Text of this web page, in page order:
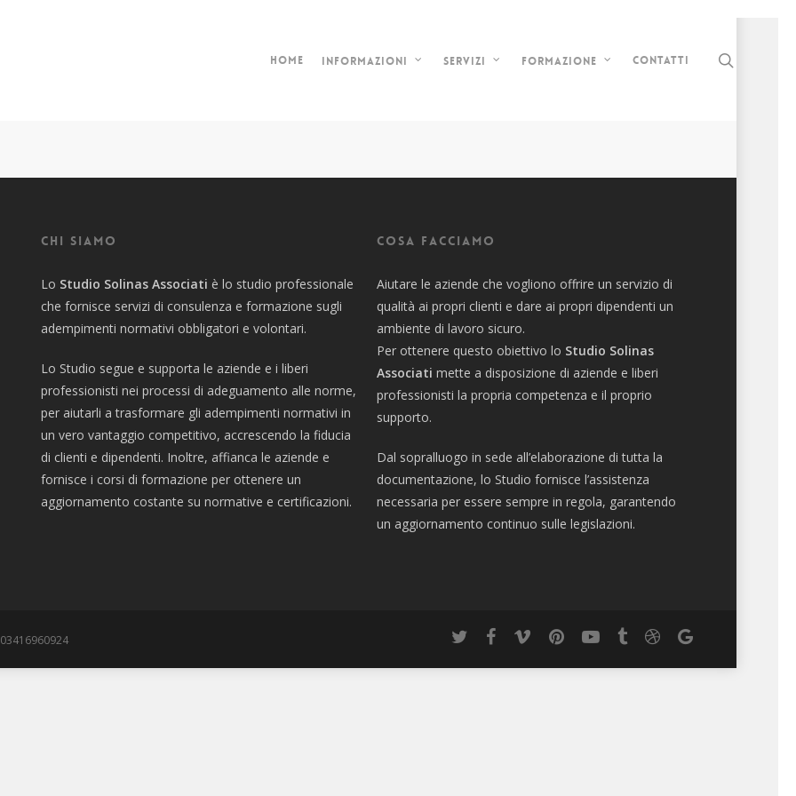
Home Informazioni Servizi Formazione Contatti
Chi siamo
Lo Studio Solinas Associati è lo studio professionale
che fornisce servizi di consulenza e formazione sugli
adempimenti normativi obbligatori e volontari.
Lo Studio segue e supporta le aziende e i liberi
professionisti nei processi di adeguamento alle norme,
per aiutarli a trasformare gli adempimenti normativi in
un vero vantaggio competitivo, accrescendo la fiducia
di clienti e dipendenti. Inoltre, affianca le aziende e
fornisce i corsi di formazione per ottenere un
aggiornamento costante su normative e certificazioni.
Cosa facciamo
Aiutare le aziende che vogliono offrire un servizio di
qualità ai propri clienti e dare ai propri dipendenti un
ambiente di lavoro sicuro.
Per ottenere questo obiettivo lo Studio Solinas
Associati mette a disposizione di aziende e liberi
professionisti la propria competenza e il proprio
supporto.
Dal sopralluogo in sede all’elaborazione di tutta la
documentazione, lo Studio fornisce l’assistenza
necessaria per essere sempre in regola, garantendo
un aggiornamento continuo sulle legislazioni.
twitter facebook
vimeo pinterestyoutubetumblrdribbblegoogle-